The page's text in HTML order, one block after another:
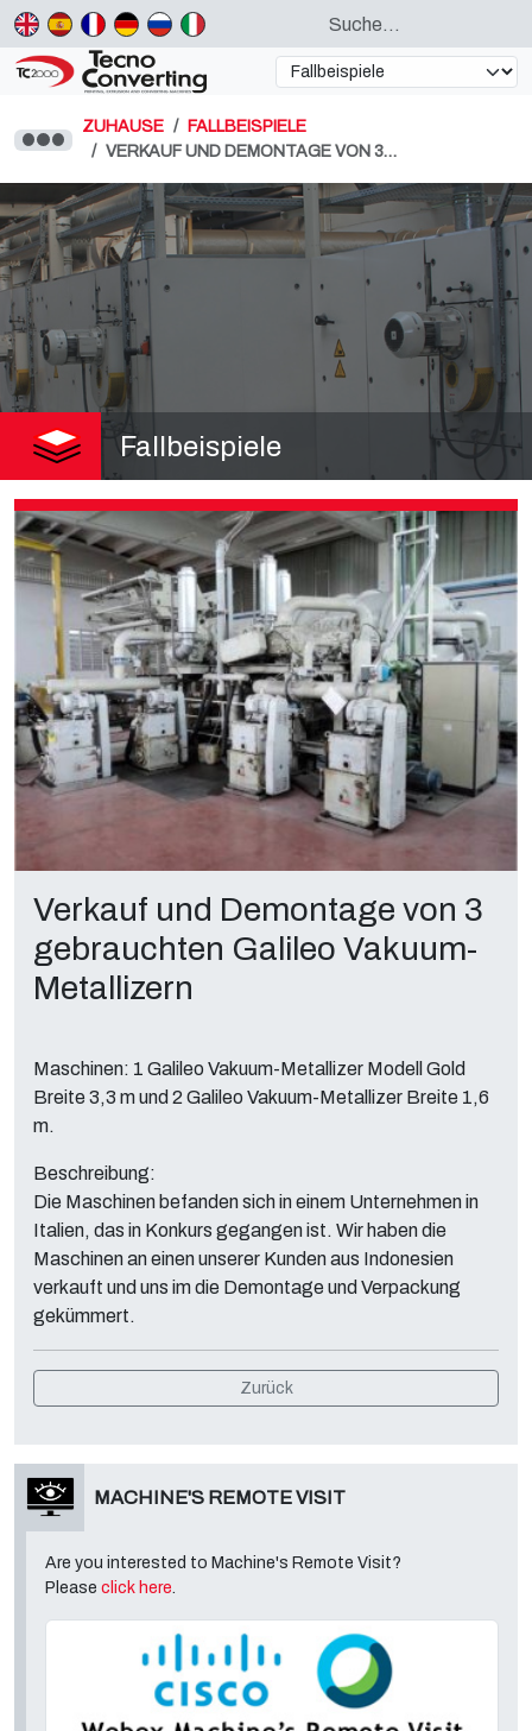
ZUHAUSE
FALLBEISPIELE
VERKAUF UND DEMONTAGE VON 3…
Fallbeispiele
Verkauf und Demontage von 3
gebrauchten Galileo Vakuum-
Metallizern
Maschinen: 1 Galileo Vakuum-Metallizer Modell Gold
Breite 3,3 m und 2 Galileo Vakuum-Metallizer Breite 1,6
m.
Beschreibung:
Die Maschinen befanden sich in einem Unternehmen in
Italien, das in Konkurs gegangen ist. Wir haben die
Maschinen an einen unserer Kunden aus Indonesien
verkauft und uns im die Demontage und Verpackung
gekümmert.
Zurück
MACHINE'S REMOTE VISIT
Are you interested to Machine's Remote Visit?
Please click here